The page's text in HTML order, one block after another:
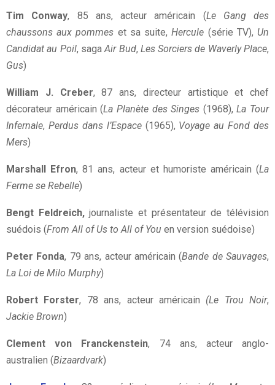
Tim Conway, 85 ans, acteur américain (Le Gang des
chaussons aux pommes et sa suite,Hercule (série TV), Un
Candidat au Poil, sagaAir Bud, Les Sorciers de Waverly Place,
Gus)
William J. Creber, 87 ans, directeur artistique et chef
décorateur américain (La Planète des Singes (1968),La Tour
Infernale, Perdus dans l’Espace(1965), Voyage au Fond des
Mers)
Marshall Efron, 81 ans, acteur et humoriste américain (La
Ferme se Rebelle)
Bengt Feldreich,journaliste et présentateur de télévision
suédois (From All of Us to All of You en version suédoise)
Peter Fonda, 79 ans, acteur américain (Bande de Sauvages,
La Loi de Milo Murphy)
Robert Forster, 78 ans, acteur américain (Le Trou Noir,
Jackie Brown)
Clement von Franckenstein, 74 ans, acteur anglo-
australien (Bizaardvark)